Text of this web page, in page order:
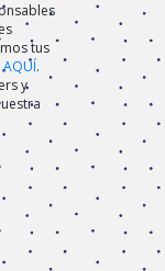
tus
AQUÍ.
y